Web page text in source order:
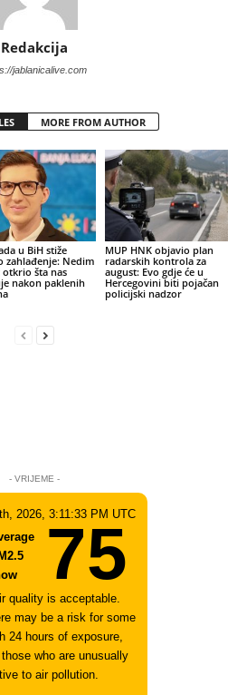
Redakcija
jablanicalive.com
MORE FROM AUTHOR
u BiH stiže
zahlađenje: Nedim
otkrio šta nas
nakon paklenih
MUP HNK objavio plan
radarskih kontrola za
august: Evo gdje će u
Hercegovini biti pojačan
policijski nadzor
- VRIJEME -
2026, 3:11:33 PM UTC
75
quality is acceptable.
may be a risk for some
24 hours of exposure,
who are unusually
to air pollution.